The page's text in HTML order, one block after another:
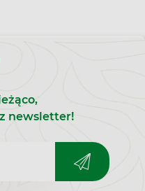
newsletter!